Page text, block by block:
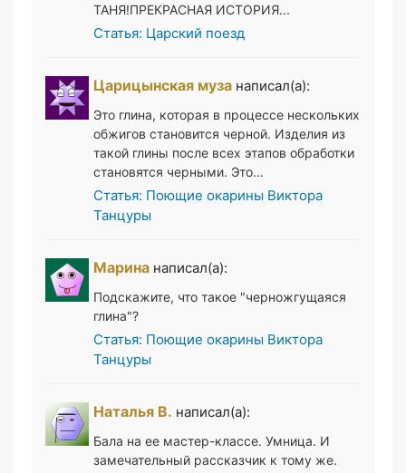
ТАНЯ!ПРЕКРАСНАЯ ИСТОРИЯ...
Статья: Царский поезд
Царицынская муза написал(а):
Это глина, которая в процессе нескольких
обжигов становится черной. Изделия из
такой глины после всех этапов обработки
становятся черными. Это…
Статья: Поющие окарины Виктора
Танцуры
Марина написал(а):
Подскажите, что такое "черножгущаяся
глина"?
Статья: Поющие окарины Виктора
Танцуры
Наталья В. написал(а):
Бала на ее мастер-классе. Умница. И
замечательный рассказчик к тому же.